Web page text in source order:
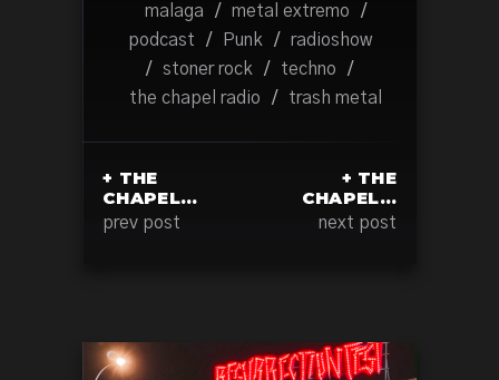
malaga
/ metal extremo
/
podcast
/ Punk /
radioshow
/
stoner rock / techno
/
the chapel radio
/ trash metal
+ THE
CHAPEL…
prev post
+ THE
CHAPEL…
next post